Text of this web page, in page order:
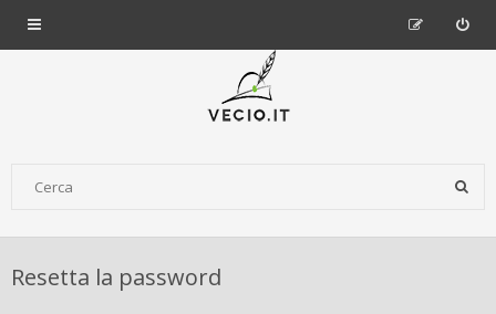
Resetta la password